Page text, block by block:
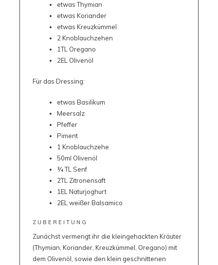
etwas Thymian
etwas Koriander
etwas Kreuzkümmel
2 Knoblauchzehen
1TL Oregano
2EL Olivenöl
Für das Dressing:
etwas Basilikum
Meersalz
Pfeffer
Piment
1 Knoblauchzehe
50ml Olivenöl
¾ TL Senf
2TL Zitronensaft
1EL Naturjoghurt
2EL weißer Balsamico
ZUBEREITUNG
Zunächst vermengt ihr die kleingehackten Kräuter
(Thymian, Koriander, Kreuzkümmel, Oregano) mit
dem Olivenöl, sowie den klein geschnittenen